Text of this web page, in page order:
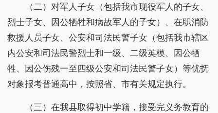
（二）对军人子女（包括我市现役军人的子女、
烈士子女、因公牺牲和病故军人的子女）、在职消防
救援人员子女、公安和司法民警子女（包括我市辖区
内公安和司法民警烈士和一级、二级英模、因公牺
牲、因公伤残一至四级公安和司法民警子女）等优抚
对象报考普通高中，按照省、市有关规定执行。
（三）在我县取得初中学籍，接受完义务教育的